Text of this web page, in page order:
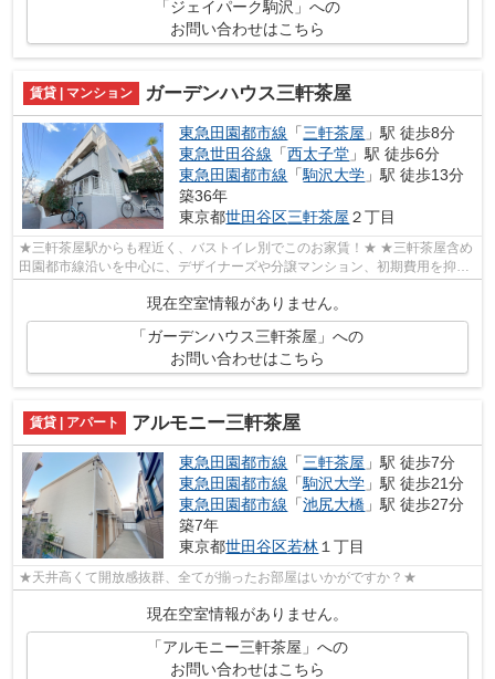
「ジェイパーク駒沢」への
お問い合わせはこちら
賃貸 | マンション ガーデンハウス三軒茶屋
東急田園都市線 「三軒茶屋 」駅 徒歩8分
東急世田谷線 「西太子堂 」駅 徒歩6分
東急田園都市線 「駒沢大学 」駅 徒歩13分
築36年
東京都世田谷区三軒茶屋 ２丁目
★三軒茶屋駅からも程近く、バストイレ別でこのお家賃！★ ★三軒茶屋含め
田園都市線沿いを中心に、デザイナーズや分譲マンション、初期費用を抑え
現在空室情報がありません。
「ガーデンハウス三軒茶屋」への
お問い合わせはこちら
賃貸 | アパート アルモニー三軒茶屋
東急田園都市線 「三軒茶屋 」駅 徒歩7分
東急田園都市線 「駒沢大学 」駅 徒歩21分
東急田園都市線 「池尻大橋 」駅 徒歩27分
築7年
東京都世田谷区若林 １丁目
★天井高くて開放感抜群、全てが揃ったお部屋はいかがですか？★
現在空室情報がありません。
「アルモニー三軒茶屋」への
お問い合わせはこちら